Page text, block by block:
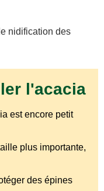
nidification des
l'acacia
est encore petit
plus importante,
des épines